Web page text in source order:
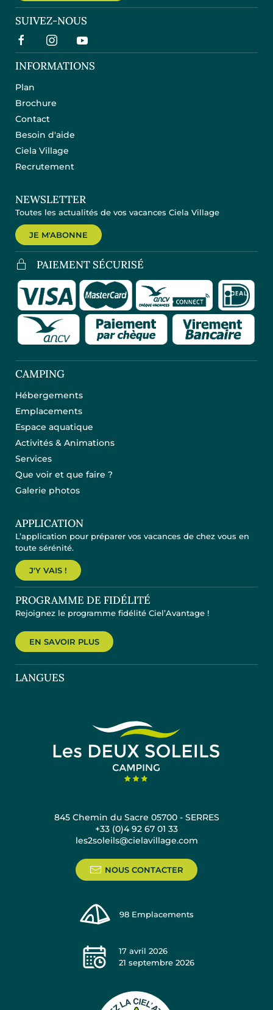
SUIVEZ-NOUS
INFORMATIONS
Plan
Brochure
Contact
Besoin d'aide
Ciela Village
Recrutement
NEWSLETTER
Toutes les actualités de vos vacances Ciela Village
JE M'ABONNE
PAIEMENT SÉCURISÉ
CAMPING
Hébergements
Emplacements
Espace aquatique
Activités & Animations
Services
Que voir et que faire ?
Galerie photos
APPLICATION
L’application pour préparer vos vacances de chez vous en
toute sérénité.
J'Y VAIS !
PROGRAMME DE FIDÉLITÉ
Rejoignez le programme fidélité Ciel’Avantage !
EN SAVOIR PLUS
LANGUES
845 Chemin du Sacre 05700 - SERRES
+33 (0)4 92 67 01 33
les2soleils@cielavillage.com
NOUS CONTACTER
98 Emplacements
17 avril 2026
21 septembre 2026